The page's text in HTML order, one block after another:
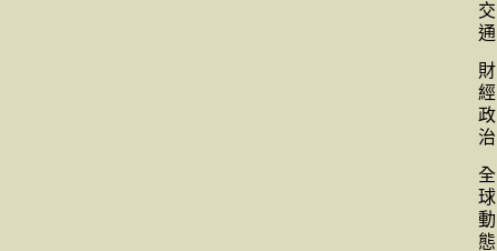
交
通
財
經
政
治
全
球
動
態